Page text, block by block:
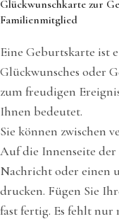
Glückwunschkarte zur
Familienmitglied
Eine Geburtskarte ist
Glückwunsches oder
zum freudigen
Ihnen bedeutet.
Sie können zwischen
Auf die Innenseite
Nachricht oder einen
drucken. Fügen Sie
fast fertig. Es fehlt